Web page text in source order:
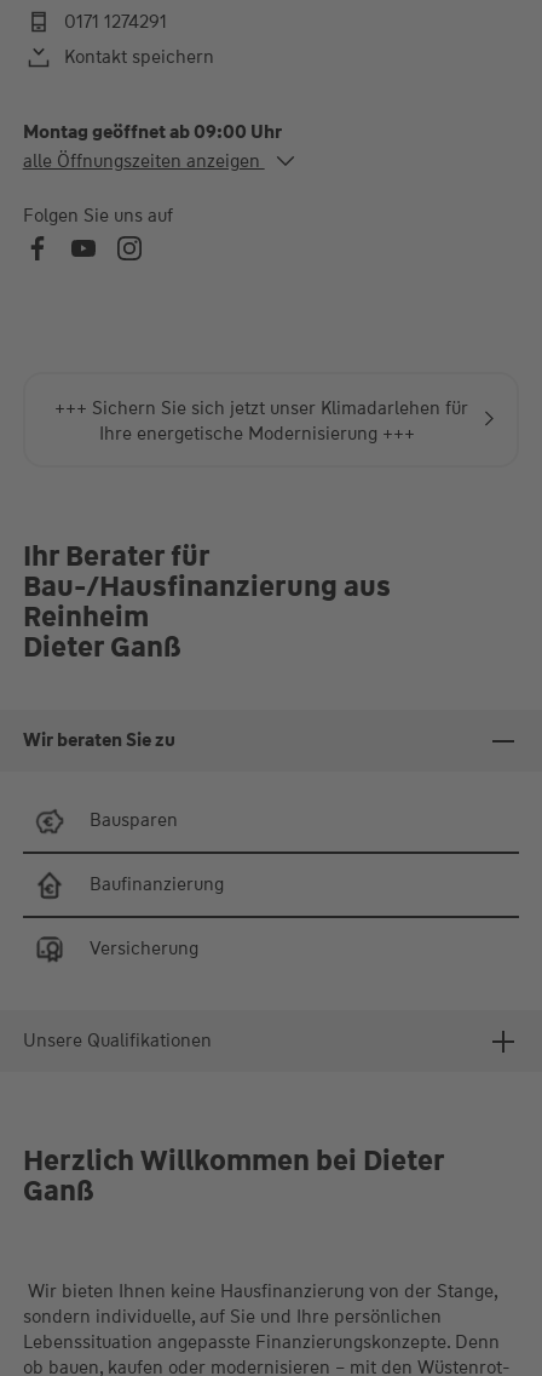
0171 1274291
Kontakt speichern
Montag geöffnet ab 09:00 Uhr
Alle Öffnungszeiten
Fr.
alle Öffnungszeiten anzeigen
Folgen Sie uns auf
+++ Sichern Sie sich jetzt unser Klimadarlehen für
Ihre energetische Modernisierung +++
Ihr Berater für
Bau-/Hausfinanzierung aus
Reinheim
Dieter Ganß
Wir beraten Sie zu
Bausparen
Baufinanzierung
Versicherung
Unsere Qualifikationen
Herzlich Willkommen bei Dieter
Ganß
Wir bieten Ihnen keine Hausfinanzierung von der Stange,
sondern individuelle, auf Sie und Ihre persönlichen
Lebenssituation angepasste Finanzierungskonzepte. Denn
ob bauen, kaufen oder modernisieren – mit den Wüstenrot-